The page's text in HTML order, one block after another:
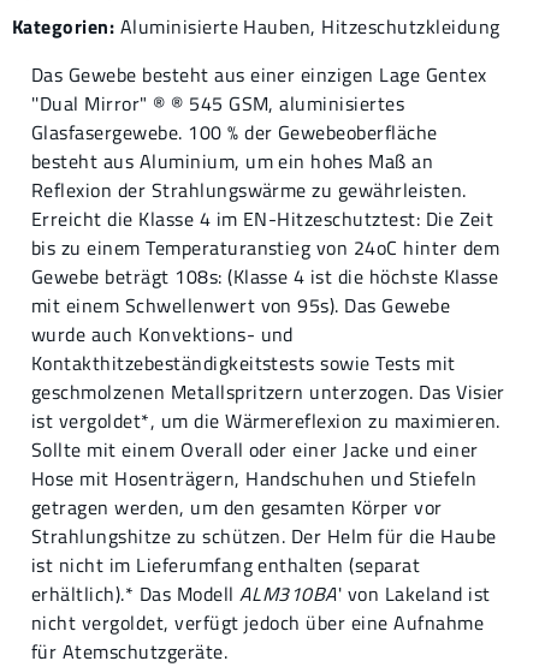
Kategorien: Aluminisierte Hauben, Hitzeschutzkleidung
Das Gewebe besteht aus einer einzigen Lage Gentex
''Dual Mirror" ® ® 545 GSM, aluminisiertes
Glasfasergewebe. 100 % der Gewebeoberfläche
besteht aus Aluminium, um ein hohes Maß an
Reflexion der Strahlungswärme zu gewährleisten.
Erreicht die Klasse 4 im EN-Hitzeschutztest: Die Zeit
bis zu einem Temperaturanstieg von 24oC hinter dem
Gewebe beträgt 108s: (Klasse 4 ist die höchste Klasse
mit einem Schwellenwert von 95s). Das Gewebe
wurde auch Konvektions- und
Kontakthitzebeständigkeitstests sowie Tests mit
geschmolzenen Metallspritzern unterzogen. Das Visier
ist vergoldet*, um die Wärmereflexion zu maximieren.
Sollte mit einem Overall oder einer Jacke und einer
Hose mit Hosenträgern, Handschuhen und Stiefeln
getragen werden, um den gesamten Körper vor
Strahlungshitze zu schützen. Der Helm für die Haube
ist nicht im Lieferumfang enthalten (separat
erhältlich).* Das Modell ALM310BA' von Lakeland ist
nicht vergoldet, verfügt jedoch über eine Aufnahme
für Atemschutzgeräte.